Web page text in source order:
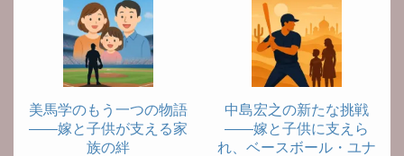
美馬学のもう一つの物語
――嫁と子供が支える家
族の絆
中島宏之の新たな挑戦
――嫁と子供に支えら
れ、ベースボール・ユナ